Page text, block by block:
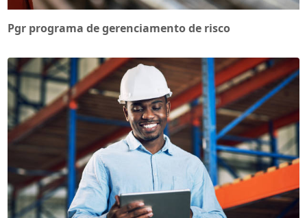
Pgr programa de gerenciamento de risco